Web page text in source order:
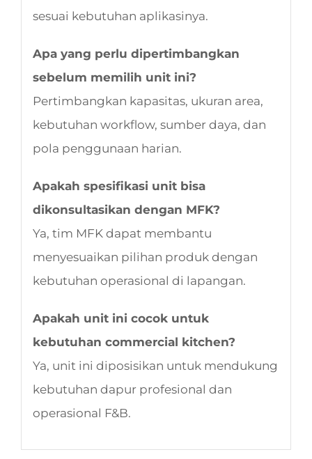
sesuai kebutuhan aplikasinya.
Apa yang perlu dipertimbangkan
sebelum memilih unit ini?
Pertimbangkan kapasitas, ukuran area,
kebutuhan workflow, sumber daya, dan
pola penggunaan harian.
Apakah spesifikasi unit bisa
dikonsultasikan dengan MFK?
Ya, tim MFK dapat membantu
menyesuaikan pilihan produk dengan
kebutuhan operasional di lapangan.
Apakah unit ini cocok untuk
kebutuhan commercial kitchen?
Ya, unit ini diposisikan untuk mendukung
kebutuhan dapur profesional dan
operasional F&B.